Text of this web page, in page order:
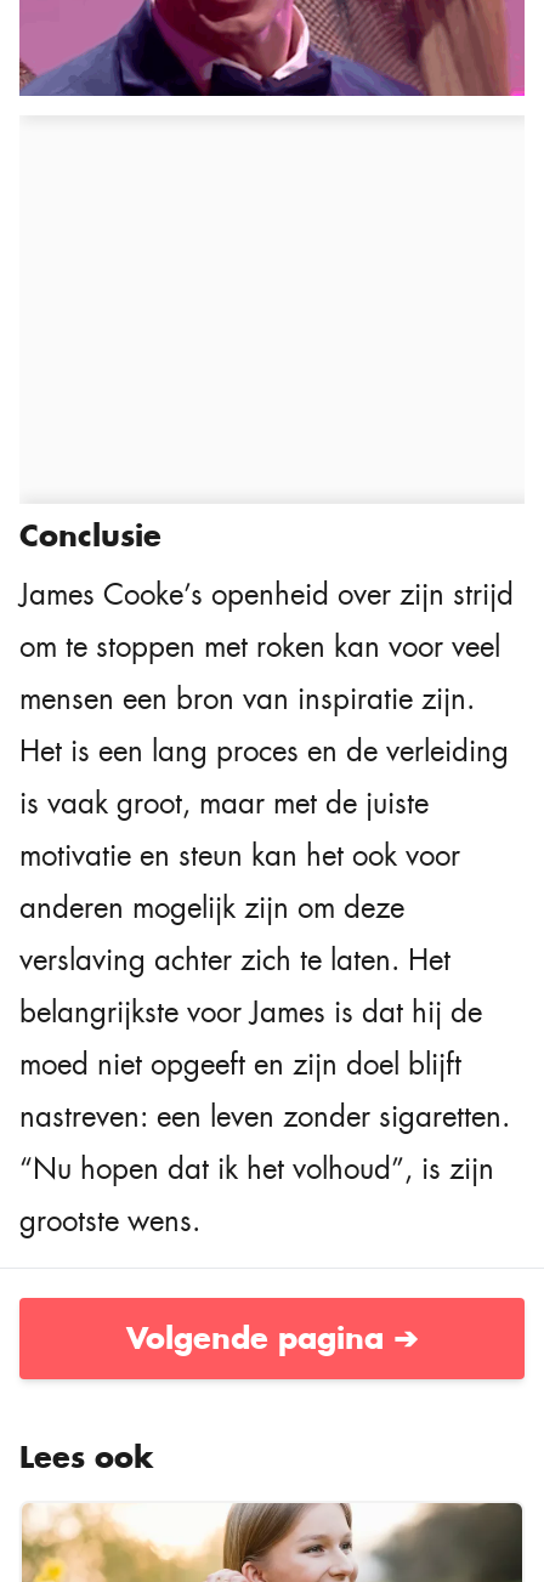
Conclusie
James Cooke’s openheid over zijn strijd
om te stoppen met roken kan voor veel
mensen een bron van inspiratie zijn.
Het is een lang proces en de verleiding
is vaak groot, maar met de juiste
motivatie en steun kan het ook voor
anderen mogelijk zijn om deze
verslaving achter zich te laten. Het
belangrijkste voor James is dat hij de
moed niet opgeeft en zijn doel blijft
nastreven: een leven zonder sigaretten.
“Nu hopen dat ik het volhoud”, is zijn
grootste wens.
Volgende pagina ➔
Lees ook